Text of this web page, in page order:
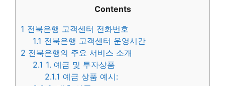
Contents
1 전북은행 고객센터 전화번호
1.1 전북은행 고객센터 운영시간
2 전북은행의 주요 서비스 소개
2.1 1. 예금 및 투자상품
2.1.1 예금 상품 예시: